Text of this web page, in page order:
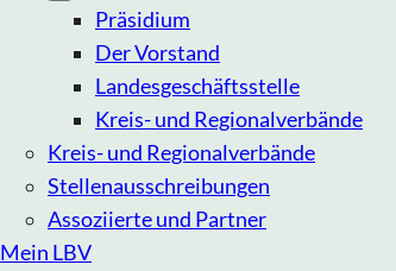
Präsidium
Der Vorstand
Landesgeschäftsstelle
Kreis- und Regionalverbände
Kreis- und Regionalverbände
Stellenausschreibungen
Assoziierte und Partner
Mein LBV